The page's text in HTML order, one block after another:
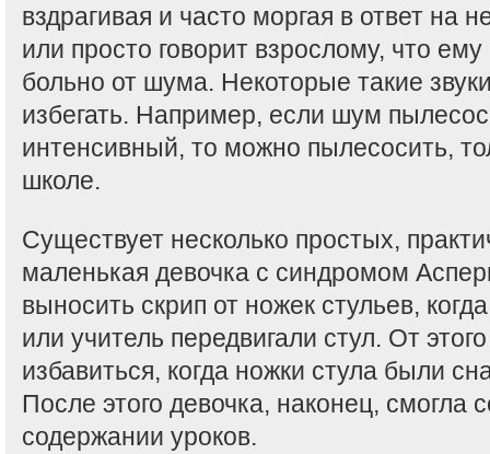
вздрагивая и часто моргая в ответ на
или просто говорит взрослому, что
больно от шума. Некоторые такие
избегать. Например, если шум
интенсивный, то можно пылесосить,
школе.
Существует несколько простых,
маленькая девочка с синдромом
выносить скрип от ножек стульев,
или учитель передвигали стул. От
избавиться, когда ножки стула были
После этого девочка, наконец, смогла
содержании уроков.